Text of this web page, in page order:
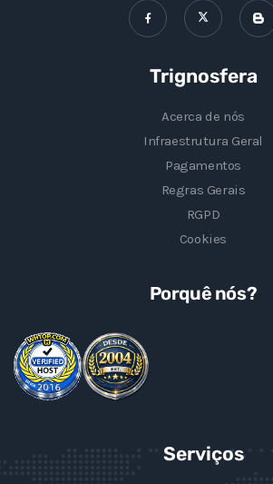
Trignosfera
Acerca de nós
Infraestrutura Geral
Pagamentos
Regras Gerais
RGPD
Cookies
Porquê nós?
Serviços